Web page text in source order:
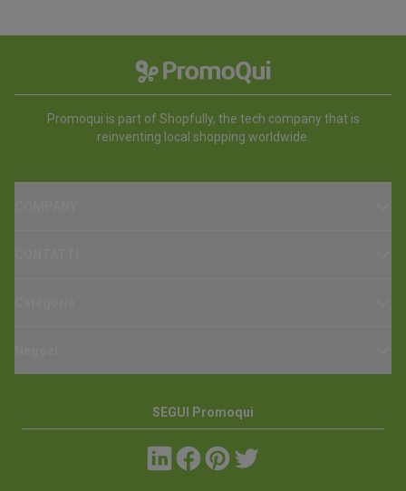
Promoqui is part of Shopfully, the tech company that is
reinventing local shopping worldwide.
SEGUI Promoqui